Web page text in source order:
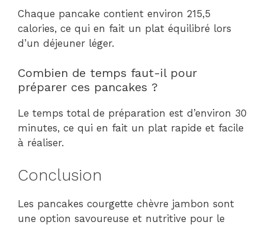
Chaque pancake contient environ 215,5
calories, ce qui en fait un plat équilibré lors
d’un déjeuner léger.
Combien de temps faut-il pour
préparer ces pancakes ?
Le temps total de préparation est d’environ 30
minutes, ce qui en fait un plat rapide et facile
à réaliser.
Conclusion
Les pancakes courgette chèvre jambon sont
une option savoureuse et nutritive pour le